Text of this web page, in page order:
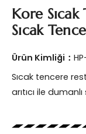
Kore
Sıcak
Ürün Kimliği：
Sıcak tencere
arıtıcı ile